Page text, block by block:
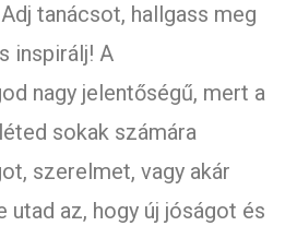
tanácsot, hallgass meg
inspirálj! A
nagy jelentőségű, mert a
sokak számára
szerelmet, vagy akár
utad az, hogy új jóságot és